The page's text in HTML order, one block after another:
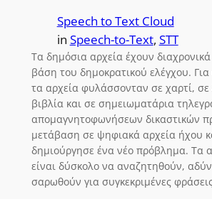
Speech to Text Cloud
in Speech-to-Text, STT
Τα δημόσια αρχεία έχουν
βάση του δημοκρατικού ελέγχου.
τα αρχεία φυλάσσονταν σε χαρτί, σε
βιβλία και σε σημειωματάρια
απομαγνητοφωνήσεων δικαστικών
μετάβαση σε ψηφιακά αρχεία ήχου
δημιούργησε ένα νέο πρόβλημα. Τα
είναι δύσκολο να αναζητηθούν,
σαρωθούν για συγκεκριμένες